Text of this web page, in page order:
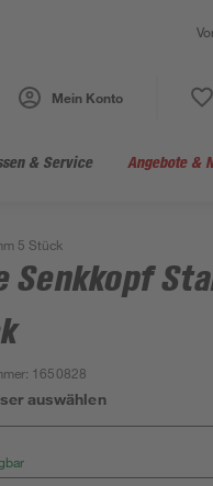
Mein Konto
& Service Angebote &
5 Stück
: 1650828
auswählen